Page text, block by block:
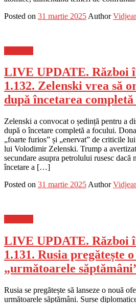
Posted on 31 martie 2025 Author
LIVE UPDATE. Război
1.132. Zelenski vrea să
după încetarea
Zelenski a convocat o ședință pentru a
după o încetare completă a focului.
„foarte furios” și „enervat” de criticile
lui Volodimir Zelenski. Trump a
secundare asupra petrolului rusesc dacă
încetare a […]
Posted on 31 martie 2025 Author
LIVE UPDATE. Război
1.131. Rusia pregătește
„următoarele
Rusia se pregătește să lanseze o nouă
următoarele săptămâni. Surse